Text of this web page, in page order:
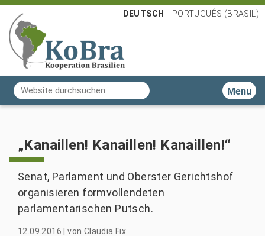
Website durchsuchen
Erweiterte Suche…
DEUTSCH PORTUGUÊS (BRASIL)
Toggle
„Kanaillen! Kanaillen! Kanaillen!“
Senat, Parlament und Oberster Gerichtshof
organisieren formvollendeten
parlamentarischen Putsch.
12.09.2016 |von Claudia Fix